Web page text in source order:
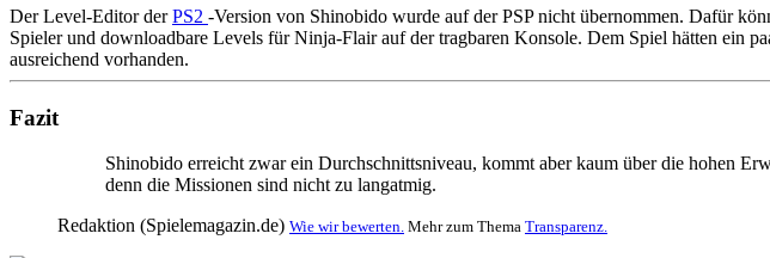
Der Level-Editor derPS2 -Version von Shinobido wurde auf der PSP nicht übernommen. Dafür
Spieler und downloadbare Levels für Ninja-Flair auf der tragbaren Konsole. Dem Spiel hätten ein
ausreichend vorhanden.
Fazit
Shinobido erreicht zwar ein Durchschnittsniveau, kommt aber kaum über die hohen
denn die Missionen sind nicht zu langatmig.
Redaktion (Spielemagazin.de) Wie wir bewerten. Mehr zum Thema Transparenz.